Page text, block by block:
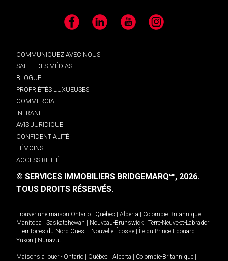
Facebook LinkedIn YouTube Instagram
COMMUNIQUEZ AVEC NOUS
SALLE DES MÉDIAS
BLOGUE
PROPRIÉTÉS LUXUEUSES
COMMERCIAL
INTRANET
AVIS JURIDIQUE
CONFIDENTIALITÉ
TÉMOINS
ACCESSIBILITÉ
© SERVICES IMMOBILIERS BRIDGEMARQMD, 2026.
TOUS DROITS RÉSERVÉS.
Trouver une maison Ontario | Québec | Alberta | Colombie-Britannique |
Manitoba | Saskatchewan | Nouveau-Brunswick | Terre-Neuve-et-Labrador
| Territoires du Nord-Ouest | Nouvelle-Écosse | Île-du-Prince-Édouard |
Yukon | Nunavut
Maisons à louer - Ontario | Québec | Alberta | Colombie-Britannique |